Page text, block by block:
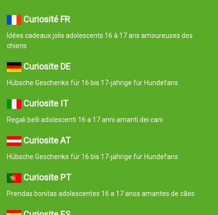
Curiosité FR
Idées cadeaux jolis adolescents 16 à 17 ans amoureuses des
chiens
Curiosite DE
Hübsche Geschenke für 16 bis 17-jährige für Hundefans
Curiosite IT
Regali belli adolescenti 16 a 17 anni amanti dei cani
Curiosite AT
Hübsche Geschenke für 16 bis 17-jährige für Hundefans
Curiosite PT
Prendas bonitas adolescentes 16 a 17 anos amantes de cães